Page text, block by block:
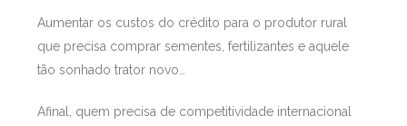
Aumentar os custos do crédito para o produtor rural
que precisa comprar sementes, fertilizantes e aquele
tão sonhado trator novo…
Afinal, quem precisa de competitividade internacional